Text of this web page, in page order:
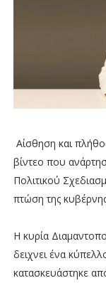
Αίσθηση και
βίντεο που
Πολιτικού
πτώση της
Η κυρία
δειχνει ένα
κατασκευάστηκε